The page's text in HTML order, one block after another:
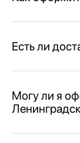
Есть ли
Могу ли я